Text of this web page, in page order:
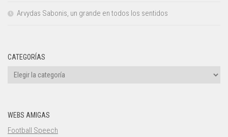
Arvydas Sabonis, un grande en todos los sentidos
CATEGORÍAS
Categorías
WEBS AMIGAS
Football Speech